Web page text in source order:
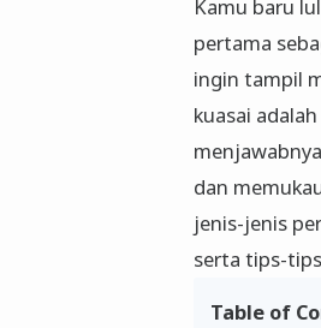
Kamu baru
pertama
ingin tampil
kuasai
dan
jenis-jenis
serta tips-
Table of